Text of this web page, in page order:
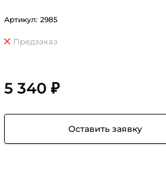
Артикул: 2985
Предзаказ
5 340 ₽
Оставить заявку